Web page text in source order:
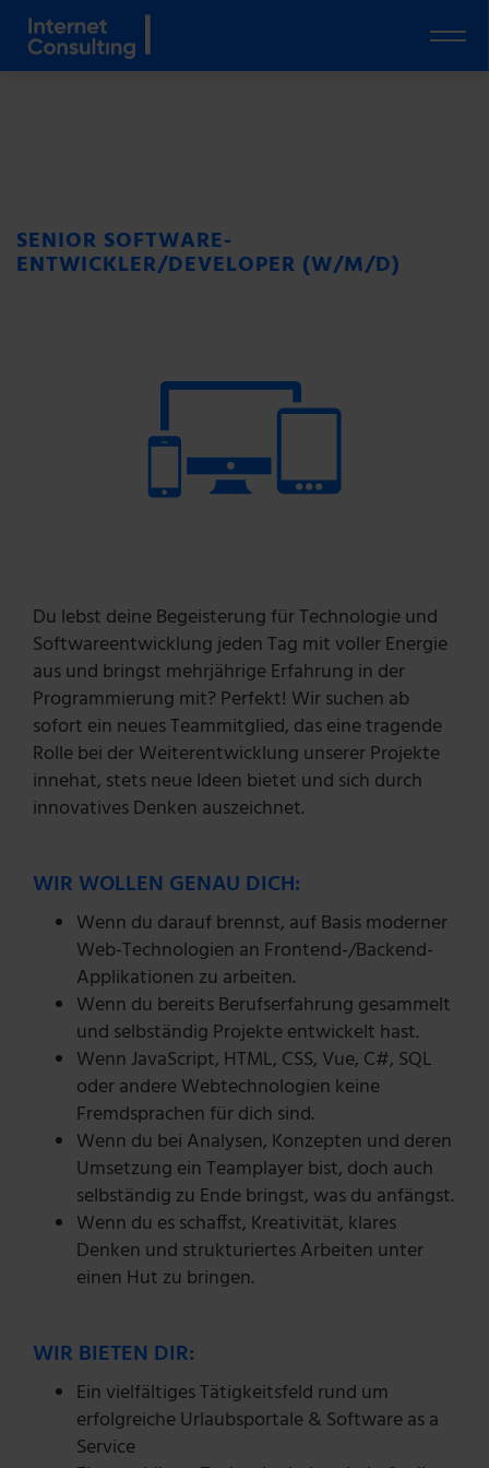
SENIOR SOFTWARE-
ENTWICKLER/DEVELOPER (W/M/D)
Du lebst deine Begeisterung für Technologie und
Softwareentwicklung jeden Tag mit voller Energie
aus und bringst mehrjährige Erfahrung in der
Programmierung mit? Perfekt! Wir suchen ab
sofort ein neues Teammitglied, das eine tragende
Rolle bei der Weiterentwicklung unserer Projekte
innehat, stets neue Ideen bietet und sich durch
innovatives Denken auszeichnet.
WIR WOLLEN GENAU DICH:
Wenn du darauf brennst, auf Basis moderner
Web-Technologien an Frontend-/Backend-
Applikationen zu arbeiten.
Wenn du bereits Berufserfahrung gesammelt
und selbständig Projekte entwickelt hast.
Wenn JavaScript, HTML, CSS, Vue, C#, SQL
oder andere Webtechnologien keine
Fremdsprachen für dich sind.
Wenn du bei Analysen, Konzepten und deren
Umsetzung ein Teamplayer bist, doch auch
selbständig zu Ende bringst, was du anfängst.
Wenn du es schaffst, Kreativität, klares
Denken und strukturiertes Arbeiten unter
einen Hut zu bringen.
WIR BIETEN DIR:
Ein vielfältiges Tätigkeitsfeld rund um
erfolgreiche Urlaubsportale & Software as a
Service